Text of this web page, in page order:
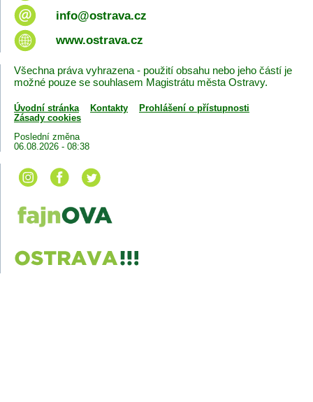
info@ostrava.cz
www.ostrava.cz
Všechna práva vyhrazena - použití obsahu nebo jeho částí je
možné pouze se souhlasem Magistrátu města Ostravy.
Úvodní stránka Kontakty
Prohlášení o přístupnosti
Zásady cookies
Poslední změna
06.08.2026 - 08:38